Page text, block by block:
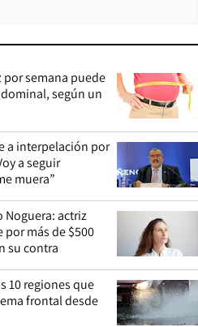
por semana puede
según un
a interpelación por
a seguir
muera”
Noguera: actriz
por más de $500
su contra
10 regiones que
frontal desde